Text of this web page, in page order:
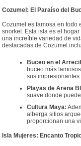
Cozumel: El Paraíso del
Cozumel es famosa en todo
snorkel. Esta isla es el
una increíble variedad de
destacadas de Cozumel
Buceo en el
buceo más
sus
Playas de Arena
suave donde
Cultura Maya:
alberga sitios
proporcionan una
Isla Mujeres: Encanto